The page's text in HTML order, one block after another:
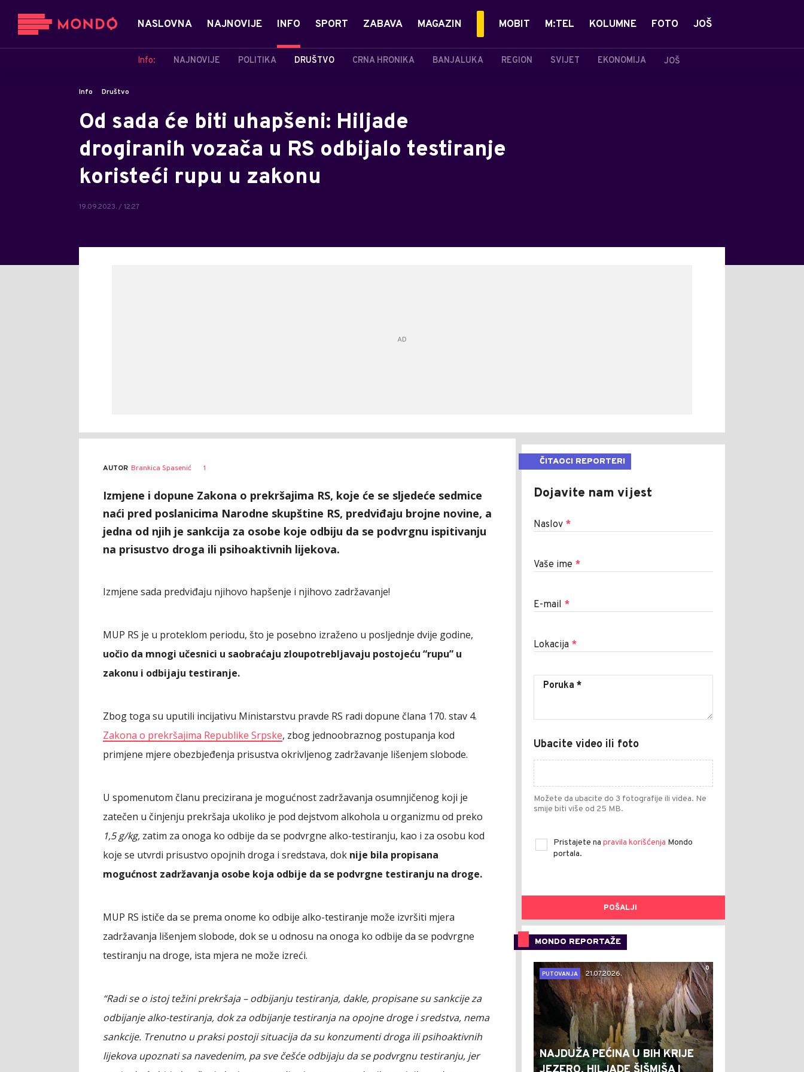
NASLOVNA NAJNOVIJE INFO
Info: NAJNOVIJE POLITIKA DRUŠTVO CRNA HRONIKA BANJALUKA REGION SVIJET EKONOMIJA JOŠ
SPORT ZABAVA MAGAZIN MOBIT M:TEL KOLUMNE FOTO JOŠ
Info Društvo
Od sada će biti uhapšeni: Hiljade
drogiranih vozača u RS odbijalo testiranje
koristeći rupu u zakonu
19.09.2023. / 12:27
AUTOR Brankica Spasenić 1
Izmjene i dopune Zakona o prekršajima RS, koje će se sljedeće sedmice
naći pred poslanicima Narodne skupštine RS, predviđaju brojne novine, a
jedna od njih je sankcija za osobe koje odbiju da se podvrgnu ispitivanju
na prisustvo droga ili psihoaktivnih lijekova.
Izmjene sada predviđaju njihovo hapšenje i njihovo zadržavanje!
MUP RS je u proteklom periodu, što je posebno izraženo u posljednje dvije godine,
uočio da mnogi učesnici u saobraćaju zloupotrebljavaju postojeću “rupu” u
zakonu i odbijaju testiranje.
Zbog toga su uputili incijativu Ministarstvu pravde RS radi dopune člana 170. stav 4.
Zakona o prekršajima Republike Srpske, zbog jednoobraznog postupanja kod
primjene mjere obezbjeđenja prisustva okrivljenog zadržavanje lišenjem slobode.
U spomenutom članu precizirana je mogućnost zadržavanja osumnjičenog koji je
zatečen u činjenju prekršaja ukoliko je pod dejstvom alkohola u organizmu od preko
1,5 g/kg, zatim za onoga ko odbije da se podvrgne alko-testiranju, kao i za osobu kod
koje se utvrdi prisustvo opojnih droga i sredstava, dok nije bila propisana
mogućnost zadržavanja osobe koja odbije da se podvrgne testiranju na droge.
MUP RS ističe da se prema onome ko odbije alko-testiranje može izvršiti mjera
zadržavanja lišenjem slobode, dok se u odnosu na onoga ko odbije da se podvrgne
testiranju na droge, ista mjera ne može izreći.
“Radi se o istoj težini prekršaja – odbijanju testiranja, dakle, propisane su sankcije za
odbijanje alko-testiranja, dok za odbijanje testiranja na opojne droge i sredstva, nema
sankcije. Trenutno u praksi postoji situacija da su konzumenti droga ili psihoaktivnih
lijekova upoznati sa navedenim, pa sve češće odbijaju da se podvrgnu testiranju, jer
ČITAOCI REPORTERI
Dojavite nam vijest
Naslov *
Vaše ime *
E-mail *
Lokacija *
Ubacite video ili foto
Možete da ubacite do 3 fotografije ili videa. Ne
smije biti više od 25 MB.
Pristajete na pravila korišćenja Mondo
portala.
POŠALJI
MONDO REPORTAŽE
0
PUTOVANJA
21.07.2026.
NAJDUŽA PEĆINA U BIH KRIJE